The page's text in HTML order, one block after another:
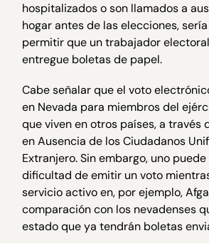
hospitalizados o son llamados a
hogar antes de las elecciones,
permitir que un trabajador
entregue boletas de papel.
Cabe señalar que el voto
en Nevada para miembros del
que viven en otros países, a través
en Ausencia de los Ciudadanos
Extranjero. Sin embargo, uno
dificultad de emitir un voto
servicio activo en, por ejemplo,
comparación con los nevadenses
estado que ya tendrán boletas